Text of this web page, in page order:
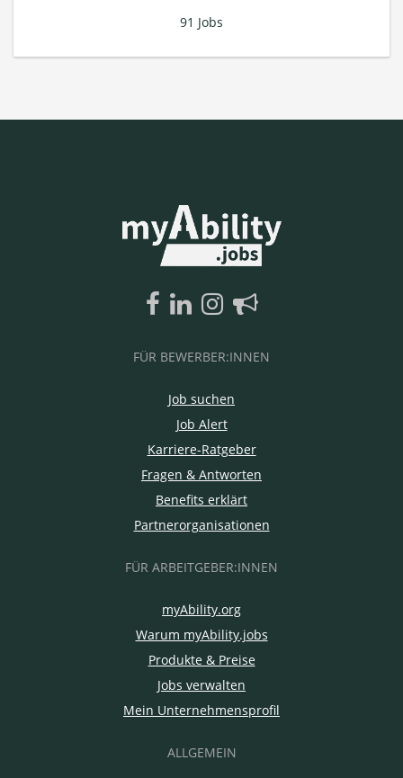
91 Jobs
FÜR BEWERBER:INNEN
Job suchen
Job Alert
Karriere-Ratgeber
Fragen & Antworten
Benefits erklärt
Partnerorganisationen
FÜR ARBEITGEBER:INNEN
myAbility.org
Warum myAbility.jobs
Produkte & Preise
Jobs verwalten
Mein Unternehmensprofil
ALLGEMEIN